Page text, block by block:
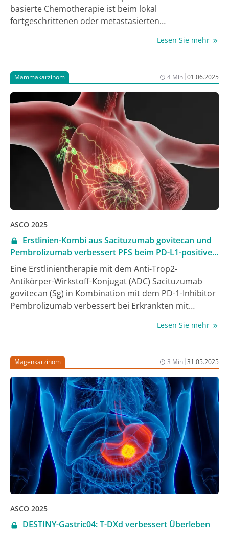
basierte Chemotherapie ist beim lokal
fortgeschrittenen oder metastasierten
etabliert. Die Phase-II-Parallelarm-Umbrella-Studie
dieser Erhaltungstherapie noch verbessern lässt,
wenn Avelumab gemeinsam mit
Kombinationspartnern verabreicht wird. Eine
Interimsanalyse, die bei der Jahrestagung der
American Society of Clinical Oncology (ASCO) 2025
vorgestellt wurde, zeigt einen erheblichen Vorteil
hinsichtlich des progressionsfreien Überlebens, wenn
der PD-L1-Inhibitor mit Sacituzumab govitecan, einem
Antikörper-Wirkstoff-Konjugat (ADC). der dritten
Generation, kombiniert wird – allerdings auch bei
erhöhter Toxizität (1).
Lesen Sie mehr
Mammakarzinom 4 Min|01.06.2025
ASCO 2025
Erstlinien-Kombi aus Sacituzumab govitecan und
Pembrolizumab verbessert PFS beim PD-L1-positiven
fortgeschrittenen TNBC
Eine Erstlinientherapie mit dem Anti-Trop2-
Antikörper-Wirkstoff-Konjugat (ADC) Sacituzumab
govitecan (Sg) in Kombination mit dem PD-1-Inhibitor
Pembrolizumab verbessert bei Erkrankten mit
riple-negativem
Überleben gegenüber dem Therapiestandard
Chemotherapie plus Pembrolizumab signifikant und
klinisch relevant. Das zeigen die primären Daten der
Phase-III-Studie ASCENT-04/KEYNOTE-D19, die bei der
Jahrestagung der American Society of Clinical
Oncology (ASCO) 2025 als Late Breaking Abstract
vorgestellt wurden (1). Die Ergebnisse gelten als
praxisverändernd. Von der neuen
Kombinationstherapie könnten zukünftig rund 40%
der Patient:innen mit fortgeschrittenem TNBC
profitieren, die PD-L1-positive Tumoren mit einem
Combined Positive Score (CPS) von ≥ 10 aufweisen (2).
Lesen Sie mehr
Magenkarzinom 3 Min|31.05.2025
ASCO 2025
DESTINY-Gastric04: T-DXd verbessert Überleben